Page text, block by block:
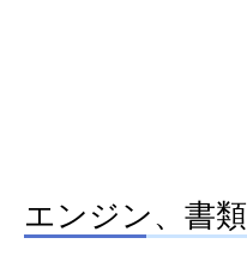
エンジン、書類